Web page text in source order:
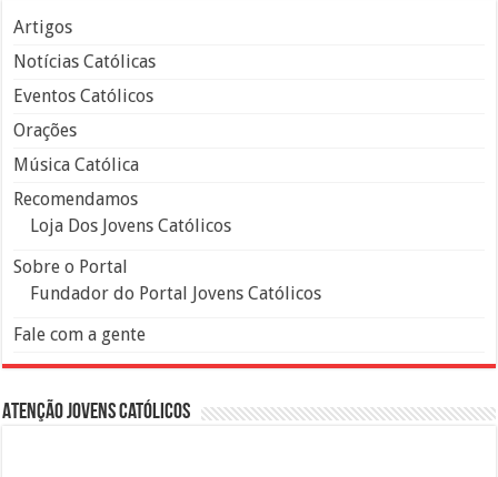
Artigos
Notícias Católicas
Eventos Católicos
Orações
Música Católica
Recomendamos
Loja Dos Jovens Católicos
Sobre o Portal
Fundador do Portal Jovens Católicos
Fale com a gente
Atenção Jovens Católicos